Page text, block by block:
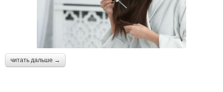
читать дальше →